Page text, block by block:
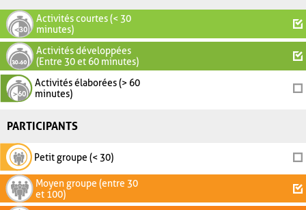
Activités courtes (< 30
minutes)
Activités développées
(Entre 30 et 60 minutes)
Activités élaborées (> 60
minutes)
PARTICIPANTS
Petit groupe (< 30)
Moyen groupe (entre 30
et 100)